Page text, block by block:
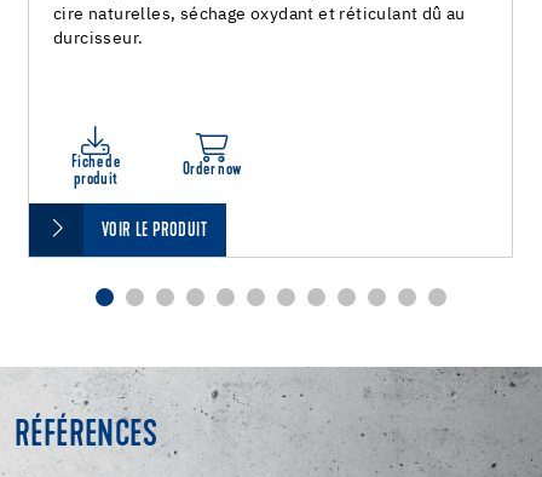
cire naturelles, séchage oxydant et réticulant dû au
durcisseur.
Fiche de
produit
Order now
VOIR LE PRODUIT
RÉFÉRENCES